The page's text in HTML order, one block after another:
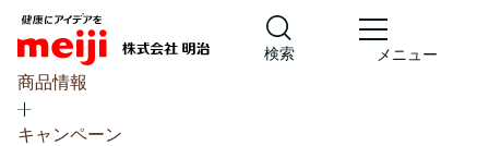
検索 メニュー
商品情報
キャンペーン